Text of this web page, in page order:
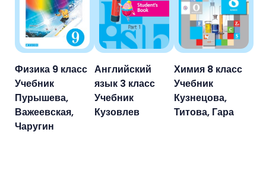
Физика 9 класс
Учебник
Пурышева,
Важеевская,
Чаругин
Английский
язык 3 класс
Учебник
Кузовлев
Химия 8 класс
Учебник
Кузнецова,
Титова, Гара